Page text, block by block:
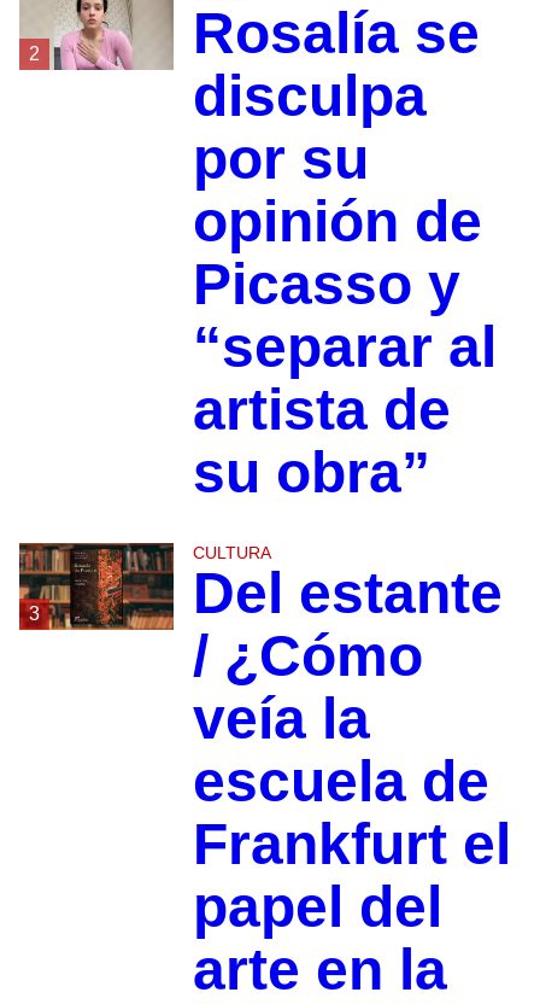
2
Rosalía se
disculpa
por su
opinión de
Picasso y
“separar al
artista de
su obra”
3
CULTURA
Del estante
/ ¿Cómo
veía la
escuela de
Frankfurt el
papel del
arte en la